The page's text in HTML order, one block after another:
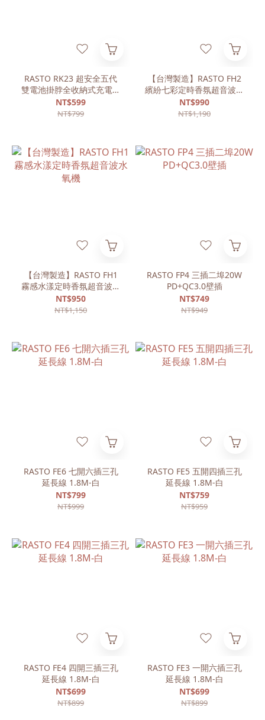
RASTO RK23 超安全五代
雙電池掛脖全收納式充電風
扇
NT$599
NT$799
【台灣製造】RASTO FH2
繽紛七彩定時香氛超音波水
氧機
NT$990
NT$1,190
【台灣製造】RASTO FH1
霧感水漾定時香氛超音波水
氧機
NT$950
NT$1,150
RASTO FP4 三插二埠20W
PD+QC3.0壁插
NT$749
NT$949
RASTO FE6 七開六插三孔
延長線 1.8M-白
NT$799
NT$999
RASTO FE5 五開四插三孔
延長線 1.8M-白
NT$759
NT$959
RASTO FE4 四開三插三孔
延長線 1.8M-白
NT$699
NT$899
RASTO FE3 一開六插三孔
延長線 1.8M-白
NT$699
NT$899